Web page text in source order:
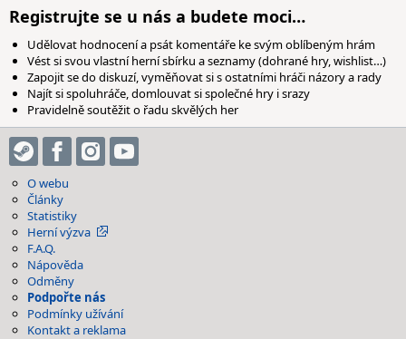
Registrujte se u nás a budete moci…
Udělovat hodnocení a psát komentáře ke svým oblíbeným hrám
Vést si svou vlastní herní sbírku a seznamy (dohrané hry, wishlist…)
Zapojit se do diskuzí, vyměňovat si s ostatními hráči názory a rady
Najít si spoluhráče, domlouvat si společné hry i srazy
Pravidelně soutěžit o řadu skvělých her
O webu
Články
Statistiky
Herní výzva
F.A.Q.
Nápověda
Odměny
Podpořte nás
Podmínky užívání
Kontakt a reklama